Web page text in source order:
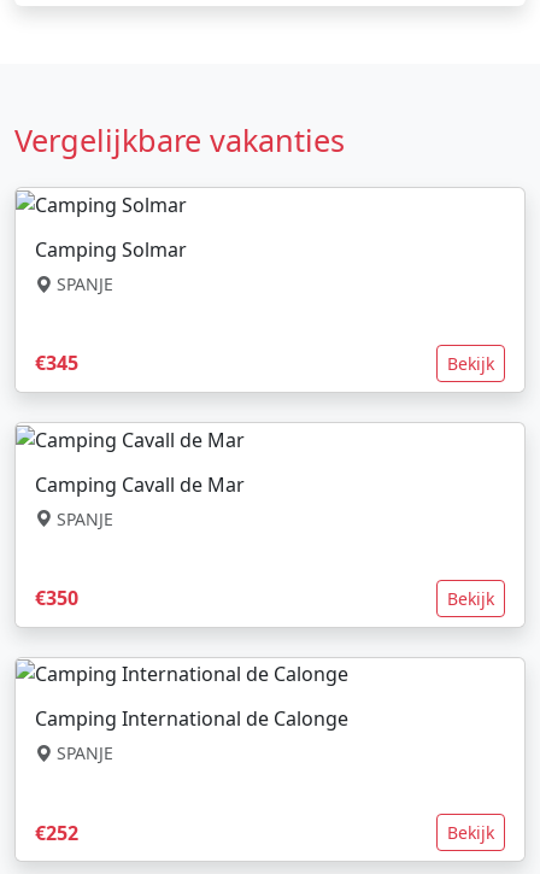
Vergelijkbare vakanties
Camping Solmar
SPANJE
€345 Bekijk
Camping Cavall de Mar
SPANJE
€350 Bekijk
Camping International de Calonge
SPANJE
€252 Bekijk